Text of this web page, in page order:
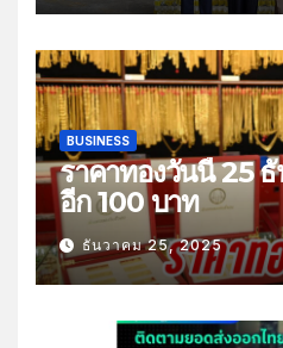
BUSINESS
ราคาทองวันนี้ 25
อีก 100 บาท
ธันวาคม 25, 2025